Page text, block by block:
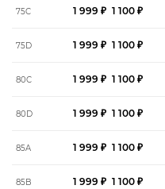
75C 1 999 ₽ 1 100 ₽
75D 1 999 ₽ 1 100 ₽
80C 1 999 ₽ 1 100 ₽
80D 1 999 ₽ 1 100 ₽
85A 1 999 ₽ 1 100 ₽
85B 1 999 ₽ 1 100 ₽